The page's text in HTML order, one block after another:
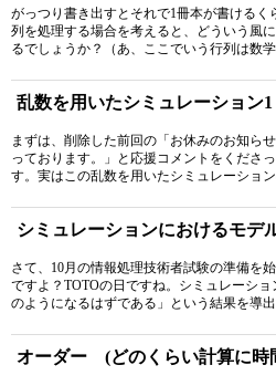
がっつり書き出すとそれで1冊本が書ける
列を処理する場合を考えると、どういう風
るでしょうか？（あ、ここでいう行列は数
乱数を用いたシミュレーショ
まずは、削除した前回の「お休みのお知ら
っております。」と応援コメントをくださ
す。実はこの乱数を用いたシミュレーショ
シミュレーションにおけるモデ
さて、10月の情報処理技術者試験の準備を
ですよ？TOTOの日ですね。シミュレーシ
のようになるはずである」という結果を導
オーダー (どのくらい計算に時